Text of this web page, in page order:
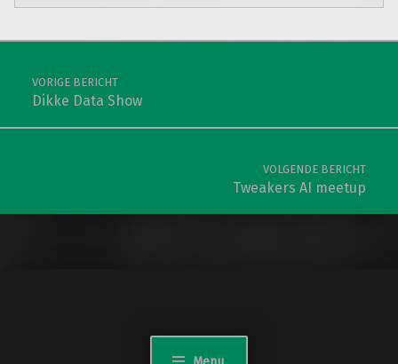
Teruggaan naar de hoofdnavigatie
Berichtnavigatie
VORIGE BERICHT
Dikke Data Show
VOLGENDE BERICHT
Tweakers AI meetup